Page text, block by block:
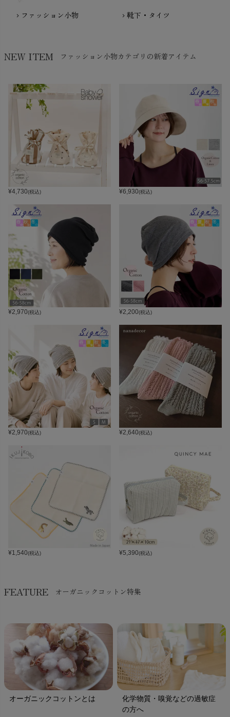
chevron_right ファッション小物 chevron_right 靴下・タイツ
NEW ITEM ファッション小物カテゴリの新着アイテム
¥4,730(税込) ¥6,930(税込)
¥2,970(税込) ¥2,200(税込)
¥2,970(税込) ¥2,640(税込)
¥1,540(税込) ¥5,390(税込)
FEATURE オーガニックコットン特集
オーガニックコットンとは
化学物質・嗅覚などの過敏症
の方へ